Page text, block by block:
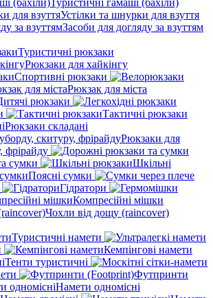
Туристичні гамаші (бахіли)
Устілки та шнурки для взуття
Засоби для догляду за взуттям
Туристичні рюкзаки
Рюкзаки для хайкінгу
Спортивні рюкзаки
Рюкзак для міста
рюкзаки
Тактичні рюкзаки
Рюкзаки складані
Рюкзаки для
фрірайду
сумки
Шкільні
Поясні сумки
Гідратори
Компресійні мішки
Чохли від дощу (raincover)
Туристичні намети
Кемпінгові намети
Тенти туристичні
Футпринти
Намети одномісні